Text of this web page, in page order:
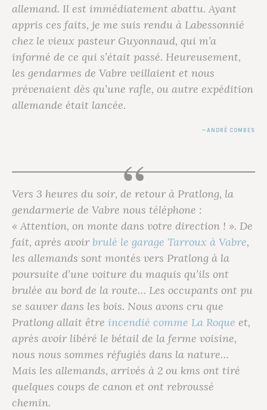
allemand. Il est immédiatement abattu. Ayant
appris ces faits, je me suis rendu à Labessonnié
chez le vieux pasteur Guyonnaud, qui m’a
informé de ce qui s’était passé. Heureusement,
les gendarmes de Vabre veillaient et nous
prévenaient dès qu’une rafle, ou autre expédition
allemande était lancée.
ANDRÉ COMBES
Vers 3 heures du soir, de retour à Pratlong, la
gendarmerie de Vabre nous téléphone :
« Attention, on monte dans votre direction ! ». De
fait, après avoir brulé le garage Tarroux à Vabre,
les allemands sont montés vers Pratlong à la
poursuite d’une voiture du maquis qu’ils ont
brulée au bord de la route… Les occupants ont pu
se sauver dans les bois. Nous avons cru que
Pratlong allait être incendié comme La Roque et,
après avoir libéré le bétail de la ferme voisine,
nous nous sommes réfugiés dans la nature…
Mais les allemands, arrivés à 2 ou kms ont tiré
quelques coups de canon et ont rebroussé
chemin.